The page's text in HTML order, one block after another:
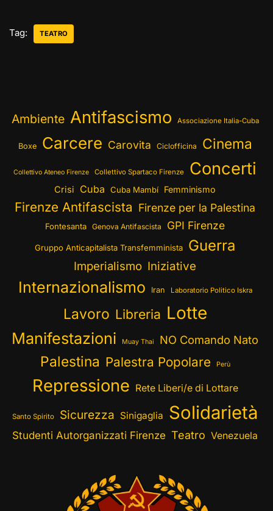
Tag: TEATRO
Ambiente Antifascismo Associazione Italia-Cuba
Boxe Carcere Carovita Ciclofficina Cinema
Collettivo Ateneo Firenze Collettivo Spartaco Firenze Concerti
Crisi Cuba Cuba Mambí Femminismo
Firenze Antifascista Firenze per la Palestina
Fontesanta Genova Antifascista GPI Firenze
Gruppo Anticapitalista Transfemminista Guerra
Imperialismo Iniziative
Internazionalismo Iran Laboratorio Politico Iskra
Lavoro Libreria Lotte
Manifestazioni Muay Thai NO Comando Nato
Palestina Palestra Popolare Perù
Repressione Rete Liberi/e di Lottare
Santo Spirito Sicurezza Sinigaglia Solidarietà
Studenti Autorganizzati Firenze Teatro Venezuela